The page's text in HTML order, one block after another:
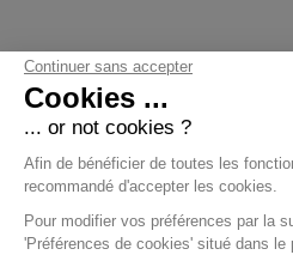
Nos Magasins
Notre Histoire
Nous Contacter
Continuer sans accepter
Cookies ...
... or not cookies ?
Afin de bénéficier de toutes les
recommandé d'accepter les cookies.
Pour modifier vos préférences par la
'Préférences de cookies' situé dans le